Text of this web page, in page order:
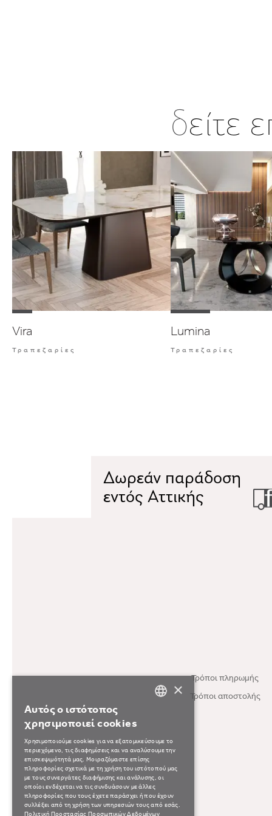
δείτε
Vira
Τραπεζαρίες
Lumina
Τραπεζαρίες
Δωρεάν παράδοση
εντός Αττικής
Τρόποι πληρωμής
Τρόποι αποστολής
×
Αυτός ο ιστότοπος
χρησιμοποιεί cookies
Χρησιμοποιούμε cookies για να εξατομικεύσουμε το
περιεχόμενο, τις διαφημίσεις και να αναλύσουμε την
επισκεψιμότητά μας. Μοιραζόμαστε επίσης
πληροφορίες σχετικά με τη χρήση του ιστότοπού μας
με τους συνεργάτες διαφήμισης και ανάλυσης, οι
οποίοι ενδέχεται να τις συνδυάσουν με άλλες
πληροφορίες που τους έχετε παράσχει ή που έχουν
συλλέξει από τη χρήση των υπηρεσιών τους από εσάς.